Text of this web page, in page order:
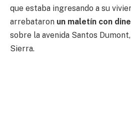
que estaba ingresando a su
arrebataron un maletín con
sobre la avenida Santos
Sierra.